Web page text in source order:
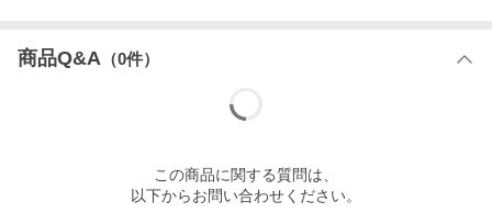
商品Q&A （0件）
この商品に関する質問は、
以下からお問い合わせください。